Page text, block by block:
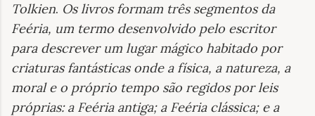
Tolkien. Os livros formam três segmentos da
Feéria, um termo desenvolvido pelo escritor
para descrever um lugar mágico habitado por
criaturas fantásticas onde a física, a natureza, a
moral e o próprio tempo são regidos por leis
próprias: a Feéria antiga; a Feéria clássica; e a